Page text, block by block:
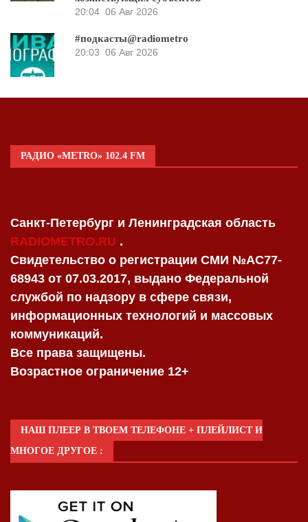
20:04 06 Авг 2026
#подкасты@radiometro
20:03 06 Авг 2026
РАДИО «METRO» 102.4 FM
Санкт-Петербург и Ленинградская область
RADIOMETRO.RU .
Свидетельство о регистрации СМИ №AC77-
68943 от 07.03.2017, выдано Федеральной
службой по надзору в сфере связи,
информационных технологий и массовых
коммуникаций.
Все права защищены.
Возрастное ограничение 12+
НАШ ПЛЕЕР В ТВОЕМ ТЕЛЕФОНЕ + ПЛЕЙЛИСТ И
МНОГОЕ ДРУГОЕ :